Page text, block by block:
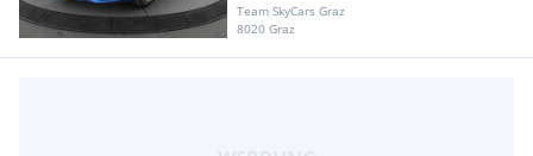
Team SkyCars Graz
8020 Graz